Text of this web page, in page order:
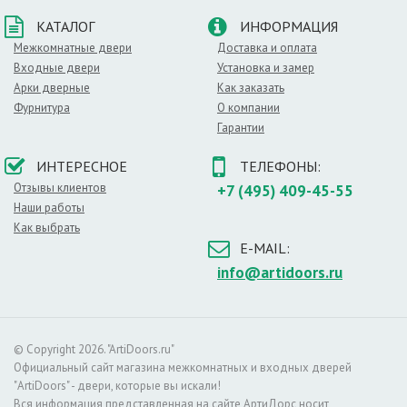
Особенности строения
В качестве каркаса используются прочные породы
древесины, внутреннее пространство заполняется
сотовыми элементами. Наружным покрытием
служат МДФ плиты, которые покрываются слоем
эмали. Такое строение обеспечивает все
вышеперечисленные достоинства дверей.
О цвете
Данный цвет является классикой. Это
Белые двери устанавливаются повсюду. Основной
список помещений, в которых можно установить
– душевой,
– современном офисе.
Светлый оттенок хорошо сочетается с более
КАТАЛОГ
Межкомнатные двери
Входные двери
Арки дверные
Фурнитура
ИНФОРМАЦИЯ
Доставка и оплата
Установка и замер
Как заказать
О компании
Гарантии
ИНТЕРЕСНОЕ
Отзывы клиентов
Наши работы
Как выбрать
ТЕЛЕФОНЫ:
+7 (495) 409-45-55
E-MAIL:
info@artidoors.ru
© Copyright 2026. "ArtiDoors.ru"
Официальный сайт магазина межкомнатных и входных дверей
"ArtiDoors" - двери, которые вы искали!
Вся информация представленная на сайте АртиДорс носит